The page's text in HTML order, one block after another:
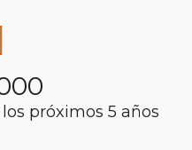
próximos 5 años